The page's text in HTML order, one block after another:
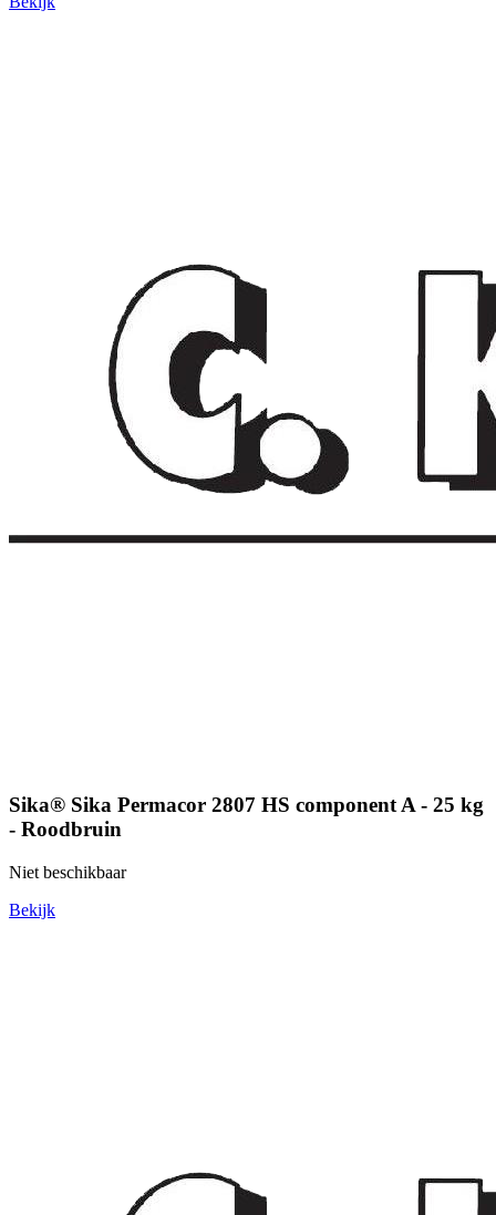
Sika® Sika Permacor 2807 HS component A - 25 kg
- Roodbruin
Niet beschikbaar
Bekijk